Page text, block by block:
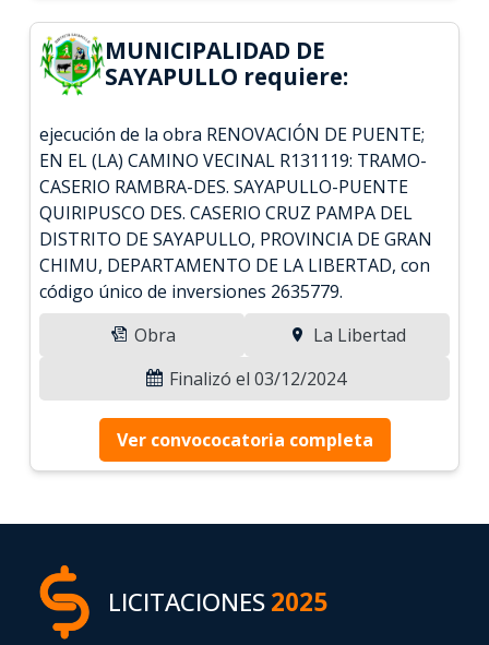
MUNICIPALIDAD DE
SAYAPULLO requiere:
ejecución de la obra RENOVACIÓN DE PUENTE;
EN EL (LA) CAMINO VECINAL R131119: TRAMO-
CASERIO RAMBRA-DES. SAYAPULLO-PUENTE
QUIRIPUSCO DES. CASERIO CRUZ PAMPA DEL
DISTRITO DE SAYAPULLO, PROVINCIA DE GRAN
CHIMU, DEPARTAMENTO DE LA LIBERTAD, con
código único de inversiones 2635779.
Obra
La Libertad
Finalizó el 03/12/2024
Ver convococatoria completa
LICITACIONES2025